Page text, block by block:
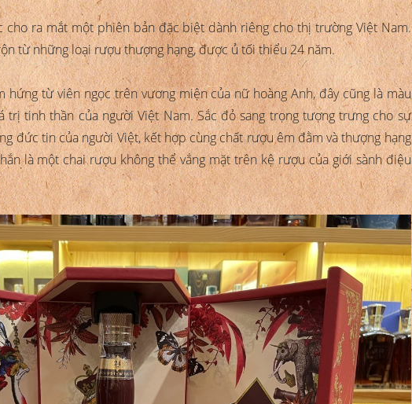
cho ra mắt một phiên bản đặc biệt dành riêng cho thị trường Việt Nam.
từ những loại rượu thượng hạng, được ủ tối thiểu 24 năm.
hứng từ viên ngọc trên vương miện của nữ hoàng Anh, đây cũng là màu
trị tinh thần của người Việt Nam. Sắc đỏ sang trọng tượng trưng cho sự
đức tin của người Việt, kết hợp cùng chất rượu êm đằm và thượng hạng
là một chai rượu không thể vắng mặt trên kệ rượu của giới sành điệu